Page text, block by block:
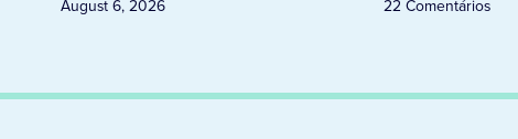
August 6, 2026 22 Comentários